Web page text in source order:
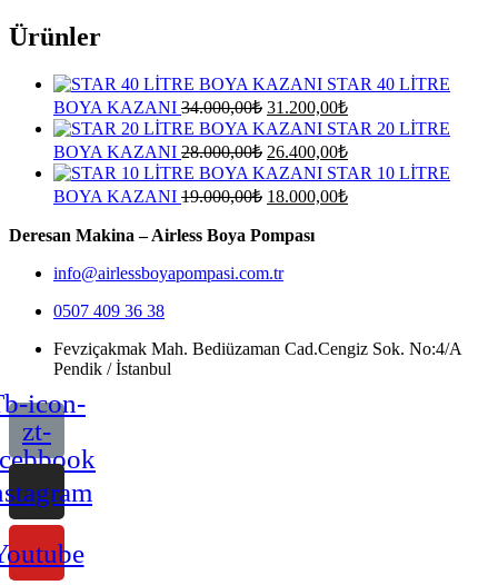
Ürünler
STAR 40 LİTRE
BOYA KAZANI 34.000,00₺ Orijinal
fiyat:
34.000,00₺.
31.200,00₺Şu
andaki
fiyat:
31.200,00₺.
STAR 20 LİTRE
BOYA KAZANI 28.000,00₺ Orijinal
fiyat:
28.000,00₺.
26.400,00₺Şu
andaki
fiyat:
26.400,00₺.
STAR 10 LİTRE
BOYA KAZANI 19.000,00₺ Orijinal
19.000,00₺.
18.000,00₺Şu
Deresan Makina – Airless Boya Pompası
info@airlessboyapompasi.com.tr
0507 409 36 38
Fevziçakmak Mah. Bediüzaman Cad.Cengiz Sok. No:4/A
Pendik / İstanbul
icon-
zt-